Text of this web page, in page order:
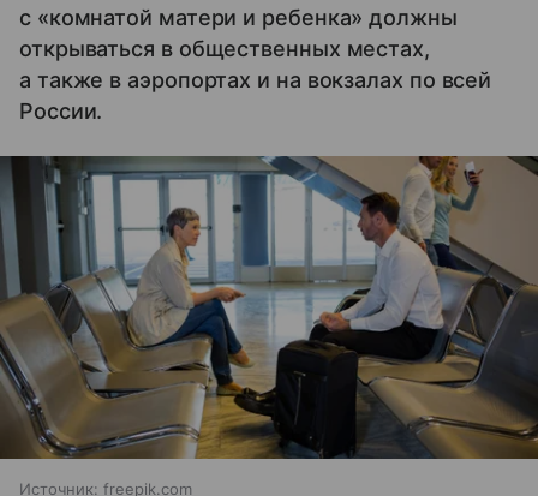
с «комнатой матери и ребенка» должны
открываться в общественных местах,
а также в аэропортах и на вокзалах по всей
России.
Источник: freepik.com